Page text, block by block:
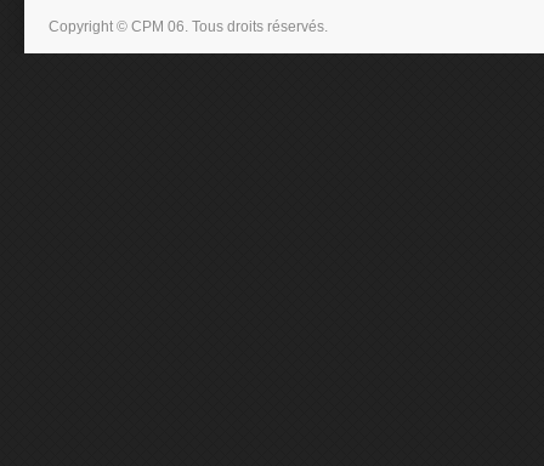
Copyright © CPM 06. Tous droits réservés.